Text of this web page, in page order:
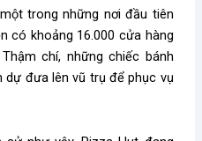
trong những nơi đầu tiên
có khoảng 16.000 cửa hàng
chí, những chiếc bánh
đưa lên vũ trụ để phục vụ